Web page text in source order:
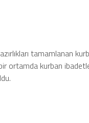
tamamlanan
ortamda kurban